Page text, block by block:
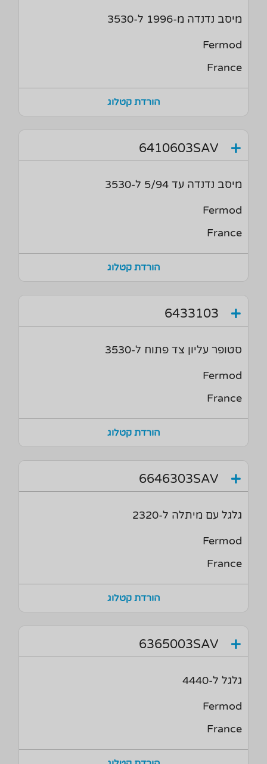
מיסב נדנדה מ-1996 ל-3530
Fermod
France
הורדת קטלוג
6410603SAV
מיסב נדנדה עד 5/94 ל-3530
Fermod
France
הורדת קטלוג
6433103
סטופר עליון צד פתוח ל-3530
Fermod
France
הורדת קטלוג
6646303SAV
גלגל עם מיתלה ל-2320
Fermod
France
הורדת קטלוג
6365003SAV
גלגל ל-4440
Fermod
France